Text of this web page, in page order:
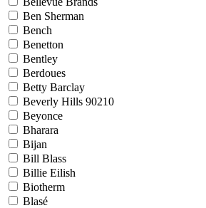
Ben Sherman
Bench
Benetton
Bentley
Berdoues
Betty Barclay
Beverly Hills 90210
Beyonce
Bharara
Bijan
Bill Blass
Billie Eilish
Biotherm
Blasé